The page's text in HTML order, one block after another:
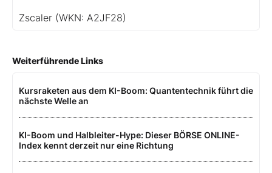
Zscaler (WKN: A2JF28)
Weiterführende Links
Kursraketen aus dem KI-Boom: Quantentechnik führt die
nächste Welle an
KI-Boom und Halbleiter-Hype: Dieser BÖRSE ONLINE-
Index kennt derzeit nur eine Richtung